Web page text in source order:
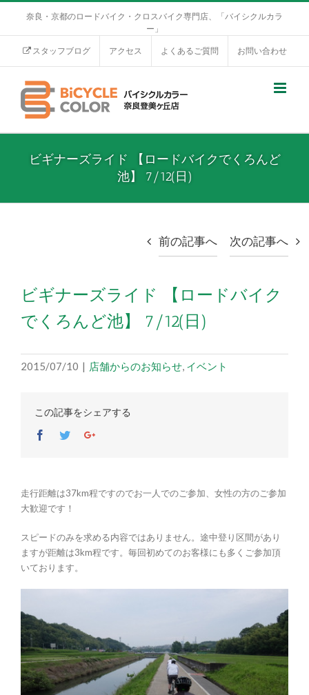
奈良・京都のロードバイク・クロスバイク専門店、「バイシクルカラ
ー」
スタッフブログ アクセス よくあるご質問 お問い合わせ
ビギナーズライド 【ロードバイクでくろんど
池】 7/12(日)
前の記事へ 次の記事へ
ビギナーズライド 【ロードバイク
でくろんど池】 7/12(日)
2015/07/10 | 店舗からのお知らせ, イベント
この記事をシェアする
Facebook
TwitterGoogle+
走行距離は37km程ですのでお一人でのご参加、女性の方のご参加
大歓迎です！
スピードのみを求める内容ではありません。途中登り区間があり
ますが距離は3km程です。毎回初めてのお客様にも多くご参加頂
いております。